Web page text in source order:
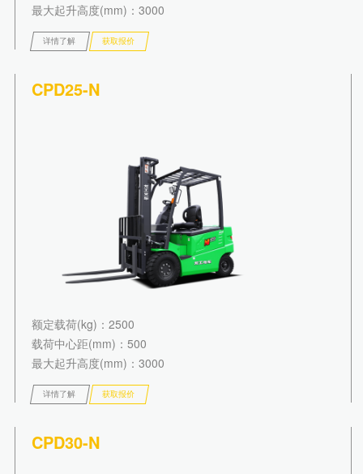
最大起升高度(mm) ：3000
详情了解 获取报价
CPD25-N
额定载荷(kg) ：2500
载荷中心距(mm) ：500
最大起升高度(mm) ：3000
详情了解 获取报价
CPD30-N